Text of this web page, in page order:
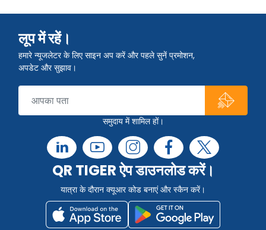
लूप में रहें।
हमारे न्यूजलेटर के लिए साइन अप करें और पहले सुनें प्रमोशन,
अपडेट और सुझाव।
समुदाय में शामिल हों।
QR TIGER ऐप डाउनलोड करें।
यात्रा के दौरान क्यूआर कोड बनाएं और स्कैन करें।